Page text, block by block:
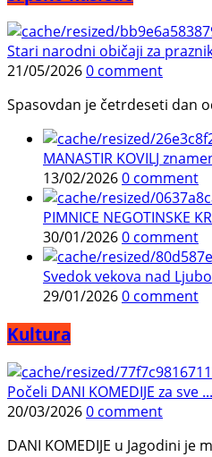
Stari narodni običaji za
21/05/20260 comment
Spasovdan je četrdeseti dan
MANASTIR KOVILJ
13/02/20260 comment
PIMNICE NEGOTINSKE
30/01/20260 comment
Svedok vekova nad
29/01/20260 comment
Kultura
Počeli DANI KOMEDIJE za sve ...
20/03/20260 comment
DANI KOMEDIJE u Jagodini